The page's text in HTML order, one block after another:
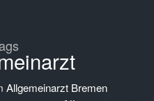
Allgemeinarzt Bremen